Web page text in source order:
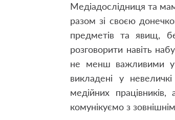
Медіадослідниця та
разом зі своєю
предметів та явищ,
розговорити навіть
не менш важливими у
викладені у
медійних
комунікуємо з